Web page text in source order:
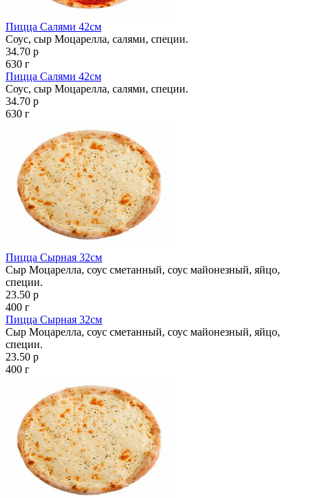
Пицца Салями 42см
Соус, сыр Моцарелла, салями, специи.
34.70 р
630 г
Пицца Салями 42см
Соус, сыр Моцарелла, салями, специи.
34.70 р
630 г
Пицца Сырная 32см
Сыр Моцарелла, соус сметанный, соус майонезный, яйцо,
специи.
23.50 р
400 г
Пицца Сырная 32см
Сыр Моцарелла, соус сметанный, соус майонезный, яйцо,
специи.
23.50 р
400 г